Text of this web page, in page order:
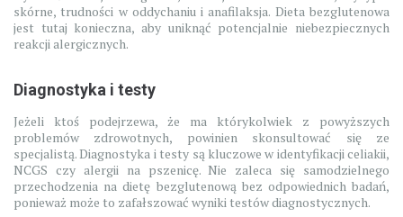
skórne, trudności w oddychaniu i anafilaksja. Dieta bezglutenowa
jest tutaj konieczna, aby uniknąć potencjalnie niebezpiecznych
reakcji alergicznych.
Diagnostyka i testy
Jeżeli ktoś podejrzewa, że ma którykolwiek z powyższych
problemów zdrowotnych, powinien skonsultować się ze
specjalistą. Diagnostyka i testy są kluczowe w identyfikacji celiakii,
NCGS czy alergii na pszenicę. Nie zaleca się samodzielnego
przechodzenia na dietę bezglutenową bez odpowiednich badań,
ponieważ może to zafałszować wyniki testów diagnostycznych.